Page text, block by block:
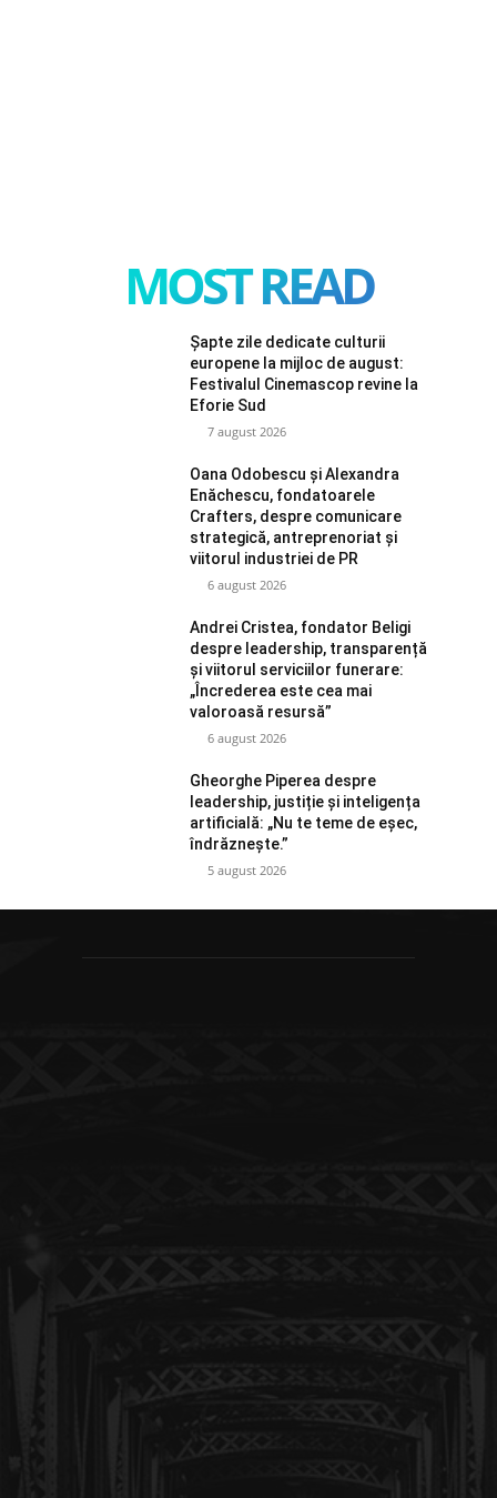
MOST READ
Șapte zile dedicate culturii
europene la mijloc de august:
Festivalul Cinemascop revine la
Eforie Sud
7 august 2026
Oana Odobescu și Alexandra
Enăchescu, fondatoarele
Crafters, despre comunicare
strategică, antreprenoriat și
viitorul industriei de PR
6 august 2026
Andrei Cristea, fondator Beligi
despre leadership, transparență
și viitorul serviciilor funerare:
„Încrederea este cea mai
valoroasă resursă”
6 august 2026
Gheorghe Piperea despre
leadership, justiție și inteligența
artificială: „Nu te teme de eșec,
îndrăznește.”
5 august 2026